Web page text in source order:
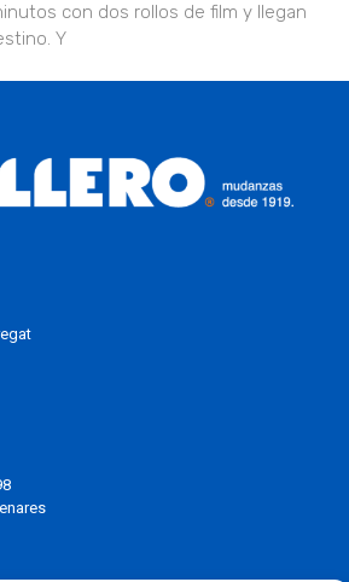
con dos rollos de film y llegan
Y